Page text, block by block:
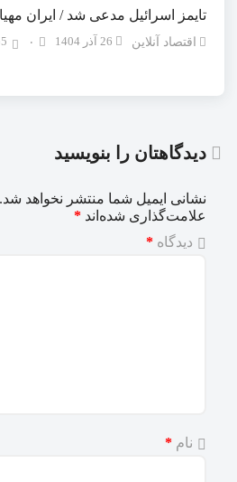
تایمز اسرائیل مدعی شد / ایران
اقتصاد آنلاین 26 آذر 1404
دیدگاهتان را بنویسید
نشانی ایمیل شما منتشر نخواهد شد.
علامت‌گذاری شده‌اند *
دیدگاه *
نام *